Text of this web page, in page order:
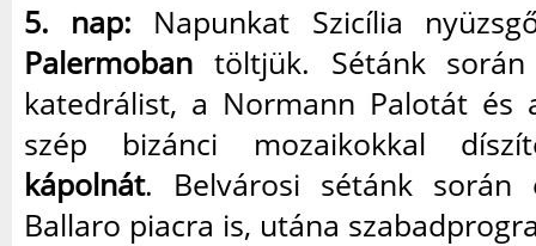
5. nap: Napunkat Szicília
Palermoban töltjük. Sétánk
katedrálist, a Normann Palotát és
szép bizánci mozaikokkal
kápolnát. Belvárosi sétánk során
Ballaro piacra is, utána